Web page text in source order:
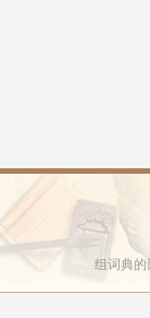
组词典的